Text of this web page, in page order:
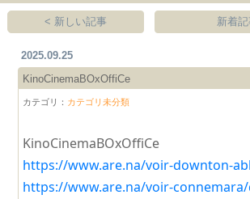
< 新しい記事 新着
2025.09.25
KinoCinemaBOxOffiCe
カテゴリ： カテゴリ未分類
KinoCinemaBOxOffiCe
https://www.are.na/voir-downton-
https://www.are.na/voir-